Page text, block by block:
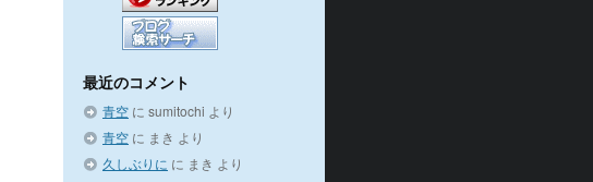
最近のコメント
青空 に sumitochi より
青空 に まき より
久しぶりに に まき より